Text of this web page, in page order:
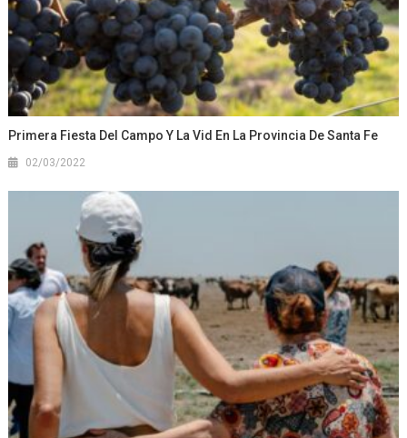
Primera Fiesta Del Campo Y La Vid En La Provincia De Santa Fe
02/03/2022